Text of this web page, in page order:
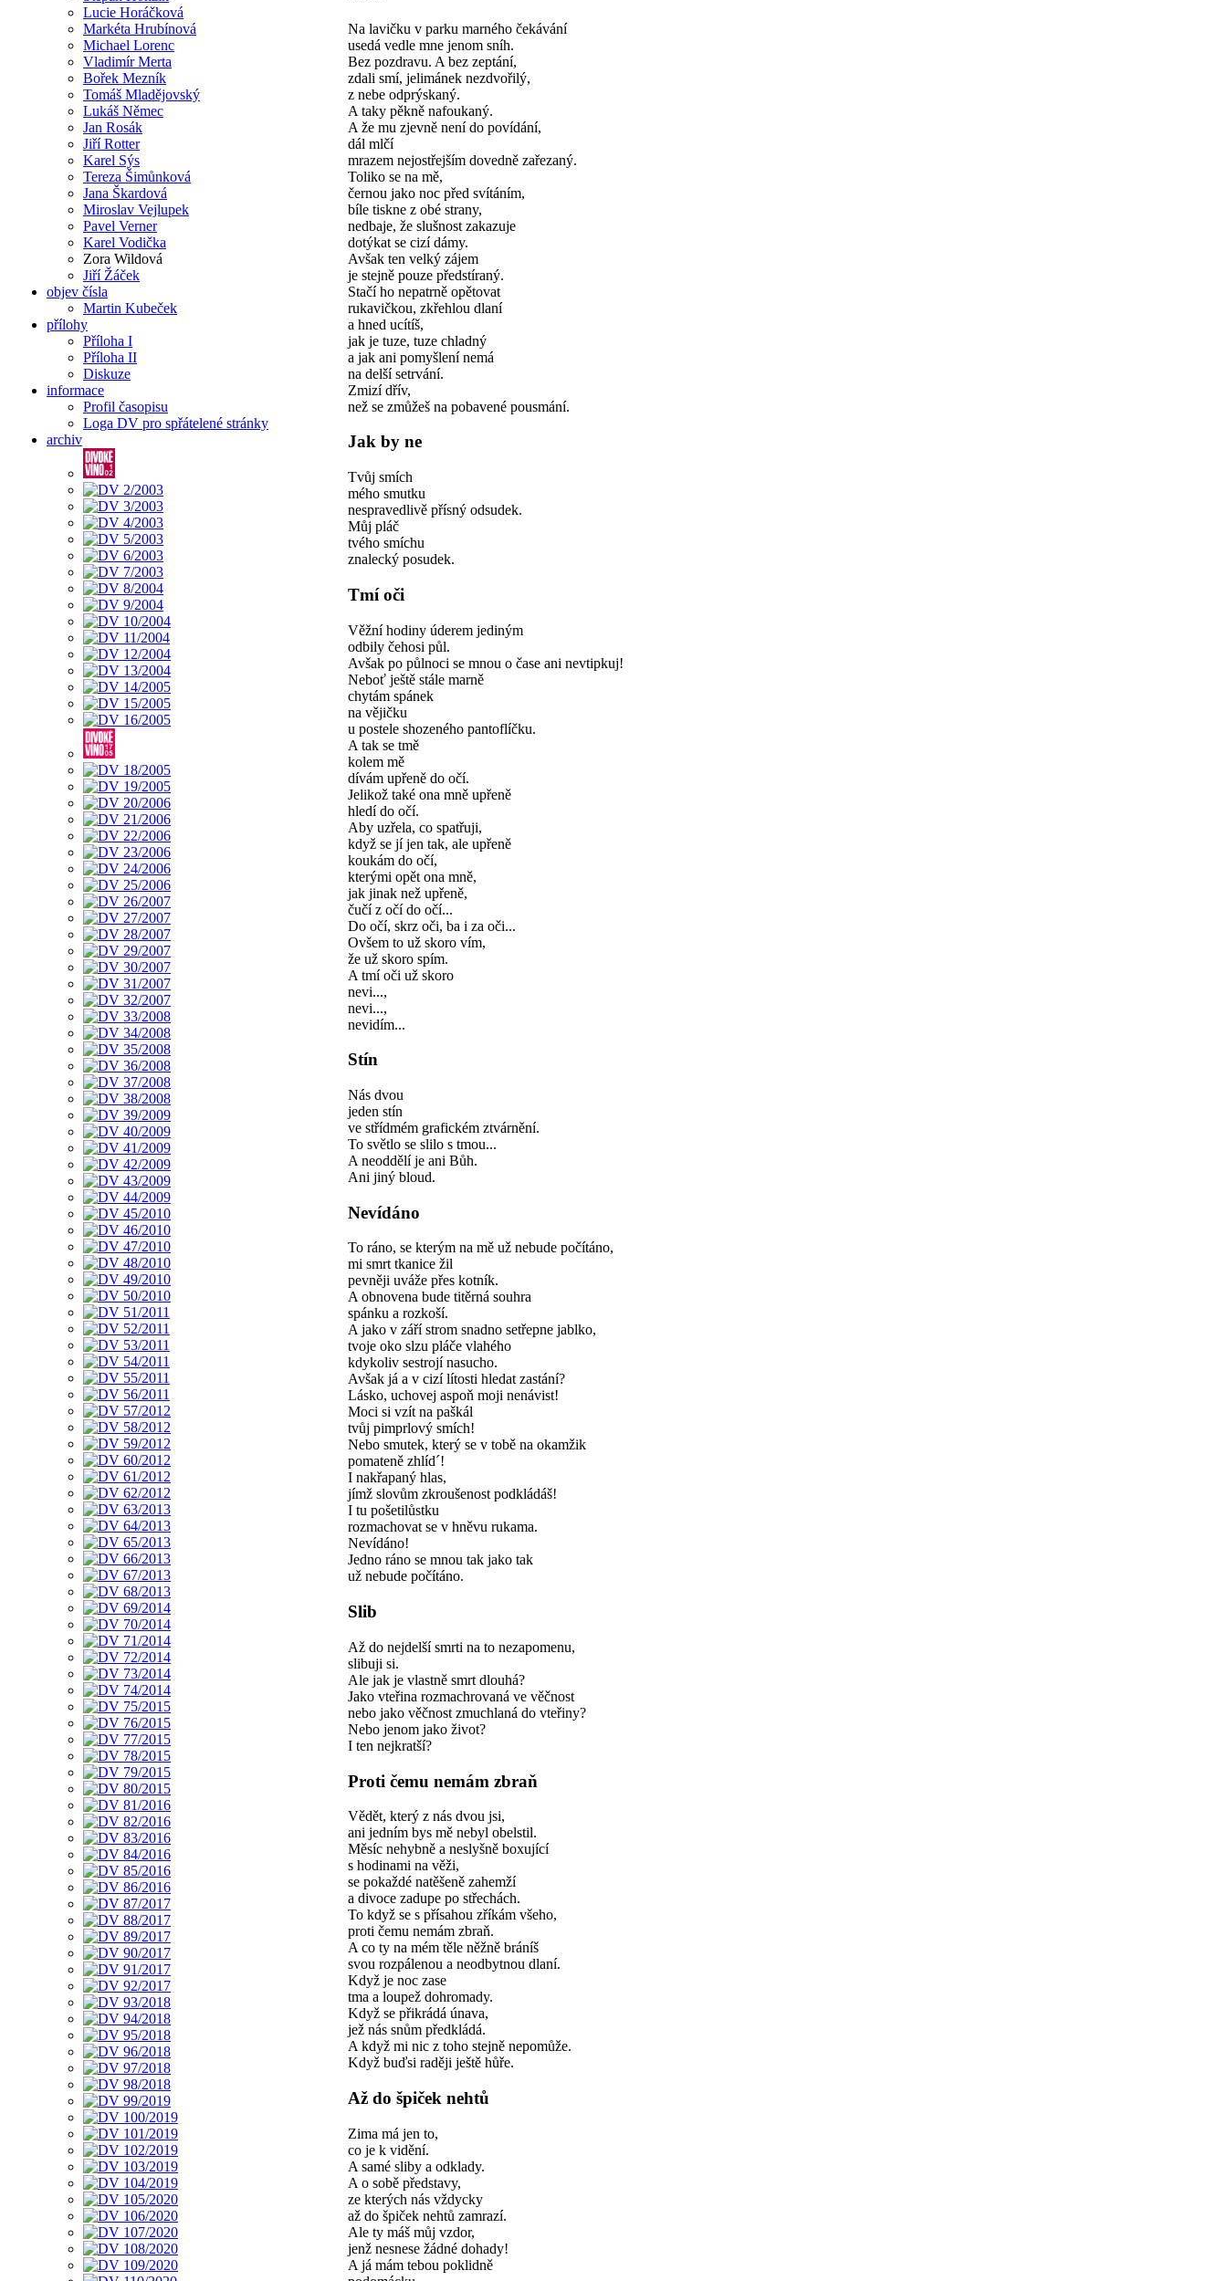
Lucie Horáčková
Markéta Hrubínová
Michael Lorenc
Vladimír Merta
Bořek Mezník
Tomáš Mladějovský
Lukáš Němec
Jan Rosák
Jiří Rotter
Karel Sýs
Tereza Šimůnková
Jana Škardová
Miroslav Vejlupek
Pavel Verner
Karel Vodička
Zora Wildová
Jiří Žáček
objev čísla
Martin Kubeček
přílohy
Příloha I
Příloha II
Diskuze
informace
Profil časopisu
Loga DV pro spřátelené stránky
archiv
Na lavičku v parku marného čekávání
usedá vedle mne jenom sníh.
Bez pozdravu. A bez zeptání,
zdali smí, jelimánek nezdvořilý,
z nebe odprýskaný.
A taky pěkně nafoukaný.
A že mu zjevně není do povídání,
dál mlčí
mrazem nejostřejším dovedně zařezaný.
Toliko se na mě,
černou jako noc před svítáním,
bíle tiskne z obé strany,
nedbaje, že slušnost zakazuje
dotýkat se cizí dámy.
Avšak ten velký zájem
je stejně pouze předstíraný.
Stačí ho nepatrně opětovat
rukavičkou, zkřehlou dlaní
a hned ucítíš,
jak je tuze, tuze chladný
a jak ani pomyšlení nemá
na delší setrvání.
Zmizí dřív,
než se zmůžeš na pobavené pousmání.
Jak by ne
Tvůj smích
mého smutku
nespravedlivě přísný odsudek.
Můj pláč
tvého smíchu
znalecký posudek.
Tmí oči
Věžní hodiny úderem jediným
odbily čehosi půl.
Avšak po půlnoci se mnou o čase ani nevtipkuj!
Neboť ještě stále marně
chytám spánek
na vějičku
u postele shozeného pantoflíčku.
A tak se tmě
kolem mě
dívám upřeně do očí.
Jelikož také ona mně upřeně
hledí do očí.
Aby uzřela, co spatřuji,
když se jí jen tak, ale upřeně
koukám do očí,
kterými opět ona mně,
jak jinak než upřeně,
čučí z očí do očí...
Do očí, skrz oči, ba i za oči...
Ovšem to už skoro vím,
že už skoro spím.
A tmí oči už skoro
nevi...,
nevi...,
nevidím...
Stín
Nás dvou
jeden stín
ve střídmém grafickém ztvárnění.
To světlo se slilo s tmou...
A neoddělí je ani Bůh.
Ani jiný bloud.
Nevídáno
To ráno, se kterým na mě už nebude počítáno,
mi smrt tkanice žil
pevněji uváže přes kotník.
A obnovena bude titěrná souhra
spánku a rozkoší.
A jako v září strom snadno setřepne jablko,
tvoje oko slzu pláče vlahého
kdykoliv sestrojí nasucho.
Avšak já a v cizí lítosti hledat zastání?
Lásko, uchovej aspoň moji nenávist!
Moci si vzít na paškál
tvůj pimprlový smích!
Nebo smutek, který se v tobě na okamžik
pomateně zhlíd´!
I nakřapaný hlas,
jímž slovům zkroušenost podkládáš!
I tu pošetilůstku
rozmachovat se v hněvu rukama.
Nevídáno!
Jedno ráno se mnou tak jako tak
už nebude počítáno.
Slib
Až do nejdelší smrti na to nezapomenu,
slibuji si.
Ale jak je vlastně smrt dlouhá?
Jako vteřina rozmachrovaná ve věčnost
nebo jako věčnost zmuchlaná do vteřiny?
Nebo jenom jako život?
I ten nejkratší?
Proti čemu nemám zbraň
Vědět, který z nás dvou jsi,
ani jedním bys mě nebyl obelstil.
Měsíc nehybně a neslyšně boxující
s hodinami na věži,
se pokaždé natěšeně zahemží
a divoce zadupe po střechách.
To když se s přísahou zříkám všeho,
proti čemu nemám zbraň.
A co ty na mém těle něžně bráníš
svou rozpálenou a neodbytnou dlaní.
Když je noc zase
tma a loupež dohromady.
Když se přikrádá únava,
jež nás snům předkládá.
A když mi nic z toho stejně nepomůže.
Když buďsi raději ještě hůře.
Až do špiček nehtů
Zima má jen to,
co je k vidění.
A samé sliby a odklady.
A o sobě představy,
ze kterých nás vždycky
až do špiček nehtů zamrazí.
Ale ty máš můj vzdor,
jenž nesnese žádné dohady!
A já mám tebou poklidně